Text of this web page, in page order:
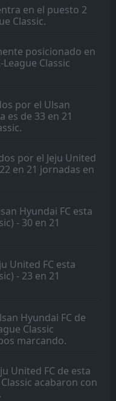
en el puesto 2
Classic.
posicionado en
Classic
por el Ulsan
es de 33 en 21
por el Jeju United
en 21 jornadas en
Hyundai FC esta
- 30 en 21
United FC esta
- 23 en 21
Hyundai FC de
Classic
marcando.
United FC de esta
acabaron con